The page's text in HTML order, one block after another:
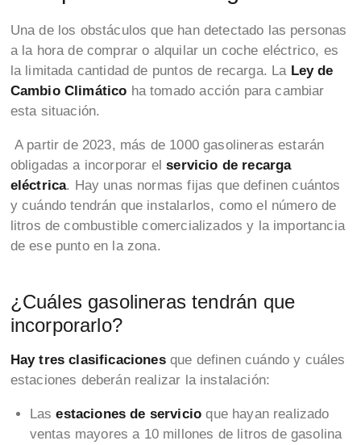
Una de los obstáculos que han detectado las personas
a la hora de comprar o alquilar un coche eléctrico, es
la limitada cantidad de puntos de recarga. La Ley de
Cambio Climático ha tomado acción para cambiar
esta situación.
A partir de 2023, más de 1000 gasolineras estarán
obligadas a incorporar elservicio de recarga
eléctrica. Hay unas normas fijas que definen cuántos
y cuándo tendrán que instalarlos, como el número de
litros de combustible comercializados y la importancia
de ese punto en la zona.
¿Cuáles gasolineras tendrán que
incorporarlo?
Hay tres clasificacionesque definen cuándo y cuáles
estaciones deberán realizar la instalación:
Lasestaciones de servicio que hayan realizado
ventas mayores a 10 millones de litros de gasolina